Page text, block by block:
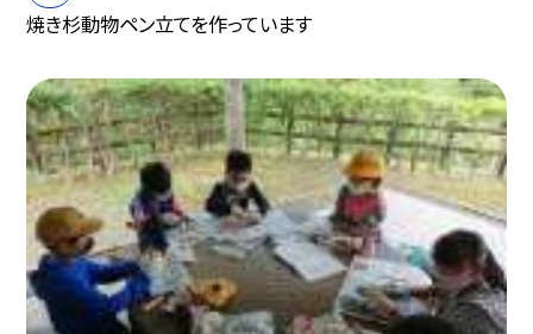
焼き杉動物ペン立てを作っています